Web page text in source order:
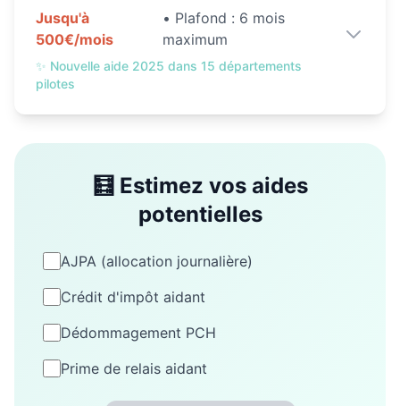
Jusqu'à
500€/mois
• Plafond : 6 mois
maximum
✨ Nouvelle aide 2025 dans 15 départements
pilotes
🧮 Estimez vos aides
potentielles
AJPA (allocation journalière)
Crédit d'impôt aidant
Dédommagement PCH
Prime de relais aidant